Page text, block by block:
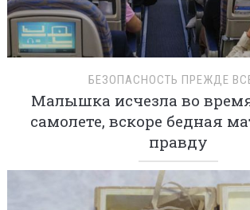
БЕЗОПАСНОСТЬ ПРЕЖДЕ
Малышка исчезла во
самолете, вскоре бедная
правду